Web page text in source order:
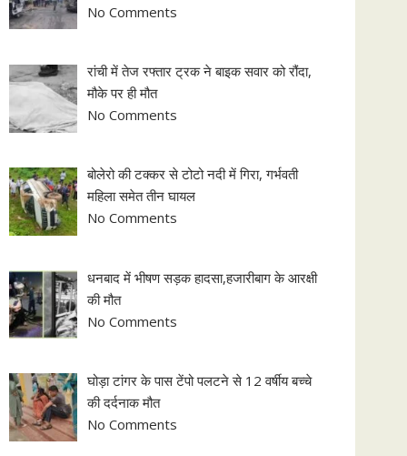
No Comments
रांची में तेज रफ्तार ट्रक ने बाइक सवार को रौंदा,
मौके पर ही मौत
No Comments
बोलेरो की टक्कर से टोटो नदी में गिरा, गर्भवती
महिला समेत तीन घायल
No Comments
धनबाद में भीषण सड़क हादसा,हजारीबाग के आरक्षी
की मौत
No Comments
घोड़ा टांगर के पास टेंपो पलटने से 12 वर्षीय बच्चे
की दर्दनाक मौत
No Comments